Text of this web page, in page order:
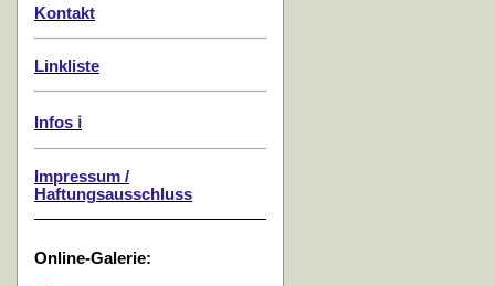
Kontakt
Linkliste
Infos ℹ️
Impressum /
Haftungsausschluss
Online-Galerie: